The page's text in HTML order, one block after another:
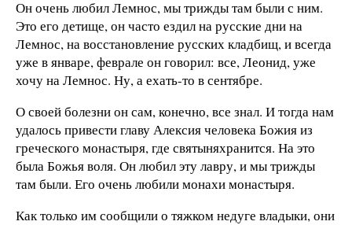
Он очень любил Лемнос, мы трижды там были с ним.
Это его детище, он часто ездил на русские дни на
Лемнос, на восстановление русских кладбищ, и всегда
уже в январе, феврале он говорил: все, Леонид, уже
хочу на Лемнос. Ну, а ехать-то в сентябре.
О своей болезни он сам, конечно, все знал. И тогда нам
удалось привести главу Алексия человека Божия из
греческого монастыря, где святыняхранится. На это
была Божья воля. Он любил эту лавру, и мы трижды
там были. Его очень любили монахи монастыря.
Как только им сообщили о тяжком недуге владыки, они